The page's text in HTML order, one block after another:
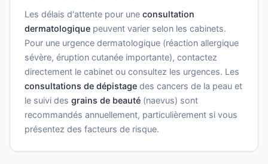
Les délais d'attente pour une consultation
dermatologique peuvent varier selon les cabinets.
Pour une urgence dermatologique (réaction allergique
sévère, éruption cutanée importante), contactez
directement le cabinet ou consultez les urgences. Les
consultations de dépistage des cancers de la peau et
le suivi des grains de beauté (naevus) sont
recommandés annuellement, particulièrement si vous
présentez des facteurs de risque.